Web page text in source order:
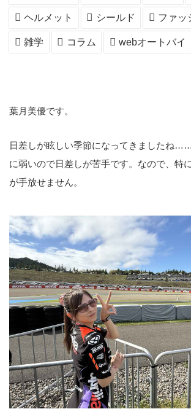
ヘルメット シールド ファッ
雑学 コラム webオートバイ
葉月美優です。
日差しが眩しい季節になってきましたね
に弱いので日差しが苦手です。なので、特
が手放せません。